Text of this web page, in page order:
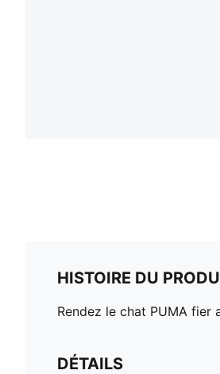
HISTOIRE DU
Rendez le chat PUMA
DÉTAILS